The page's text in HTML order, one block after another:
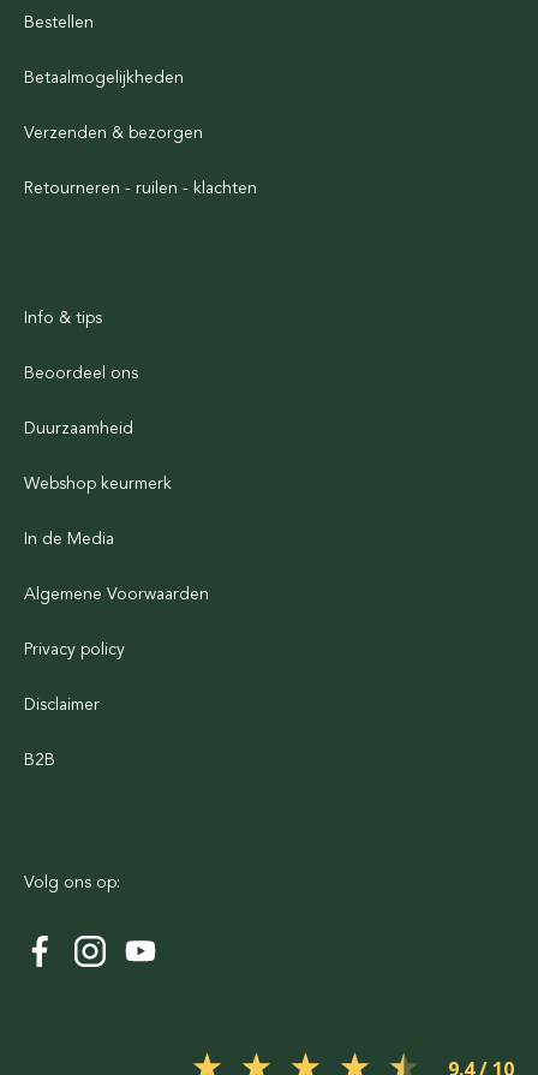
Bestellen
Betaalmogelijkheden
Verzenden & bezorgen
Retourneren - ruilen - klachten
Info & tips
Beoordeel ons
Duurzaamheid
Webshop keurmerk
In de Media
Algemene Voorwaarden
Privacy policy
Disclaimer
B2B
Volg ons op:
9.4